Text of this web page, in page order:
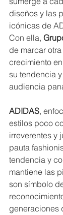
diseños y las
icónicas de
Con ella,
de marcar
crecimiento
su tendencia
audiencia
ADIDAS,
estilos poco
irreverentes y
pauta
tendencia y
mantiene las
son símbolo
generaciones